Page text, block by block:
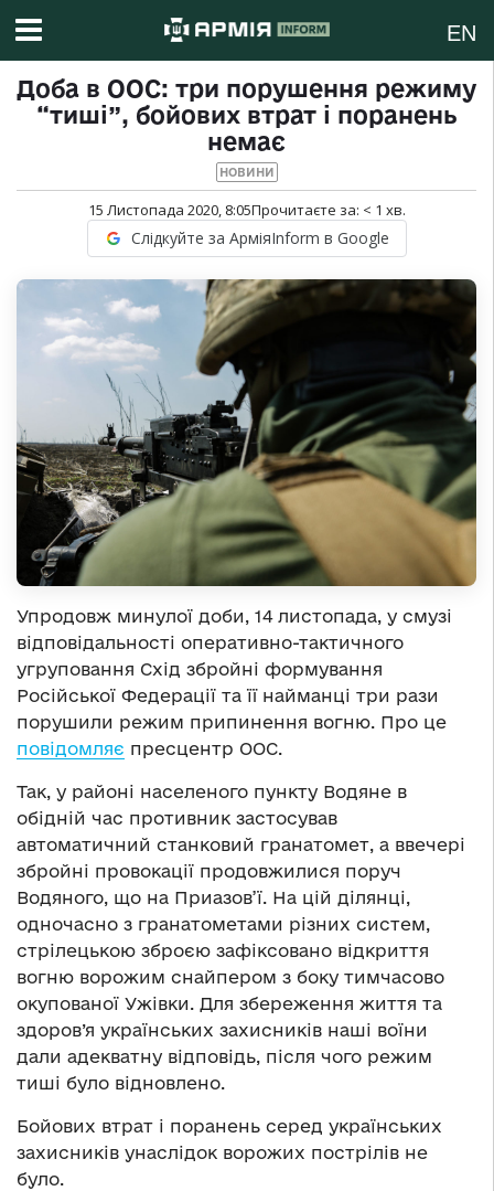
EN
Доба в ООС: три порушення режиму
“тиші”, бойових втрат і поранень
немає
НОВИНИ
15 Листопада 2020, 8:05Прочитаєте за: < 1 хв.
Слідкуйте за АрміяInform в Google
Упродовж минулої доби, 14 листопада, у смузі
відповідальності оперативно-тактичного
угруповання Схід збройні формування
Російської Федерації та її найманці три рази
порушили режим припинення вогню. Про це
повідомляє пресцентр ООС.
Так, у районі населеного пункту Водяне в
обідній час противник застосував
автоматичний станковий гранатомет, а ввечері
збройні провокації продовжилися поруч
Водяного, що на Приазов’ї. На цій ділянці,
одночасно з гранатометами різних систем,
стрілецькою зброєю зафіксовано відкриття
вогню ворожим снайпером з боку тимчасово
окупованої Ужівки. Для збереження життя та
здоров’я українських захисників наші воїни
дали адекватну відповідь, після чого режим
тиші було відновлено.
Бойових втрат і поранень серед українських
захисників унаслідок ворожих пострілів не
було.